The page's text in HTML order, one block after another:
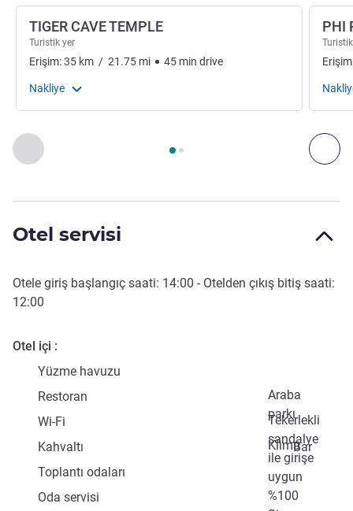
Önceki - Sanat, kültür ve eğlence
Sayfa , Sanat, kültür ve eğlence 1 :, Sanat, kültür ve
TIGER CAVE TEMPLE
Turistik yer
Erişim:35 km / 21.75 mi 45 min drive
Nakliye
PHI
Otel servisi
Otele giriş başlangıç saati: 14:00 - Otelden çıkış bitiş saati:
12:00
Otel içi
Yüzme havuzu
Araba
parkı
Restoran
Tekerlekli
sandalye
ile girişe
uygun
Wi-Fi
Klima
Kahvaltı
Bar
Toplantı odaları
%100
Oda servisi